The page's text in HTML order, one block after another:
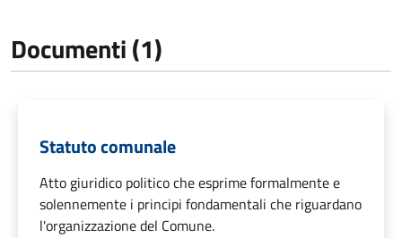
Documenti (1)
Statuto comunale
Atto giuridico politico che esprime formalmente e
solennemente i principi fondamentali che riguardano
l'organizzazione del Comune.